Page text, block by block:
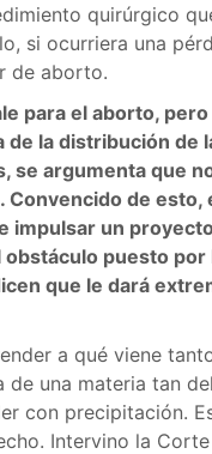
quirúrgico
si ocurriera una
de aborto.
para el aborto,
de la distribución de
se argumenta que
Convencido de esto,
impulsar un
obstáculo puesto por
que le dará
a qué viene
de una materia tan
con precipitación.
Intervino la